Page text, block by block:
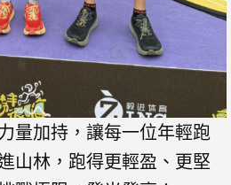
量加持，讓每一位年輕跑
山林，跑得更輕盈、更堅